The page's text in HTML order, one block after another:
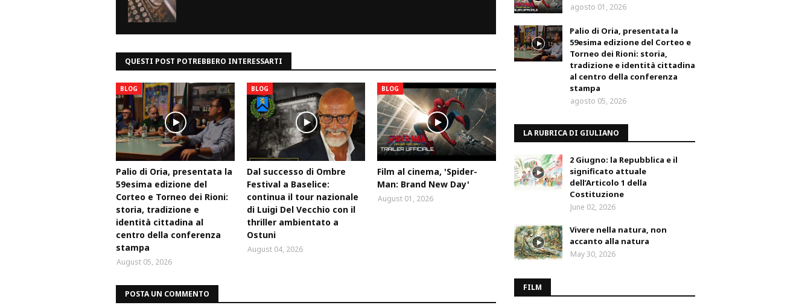
QUESTI POST POTREBBERO INTERESSARTI
BLOG
Palio di Oria, presentata la
59esima edizione del
Corteo e Torneo dei Rioni:
storia, tradizione e
identità cittadina al
centro della conferenza
stampa
August 05, 2026
BLOG
Dal successo di Ombre
Festival a Baselice:
continua il tour nazionale
di Luigi Del Vecchio con il
thriller ambientato a
Ostuni
August 04, 2026
BLOG
Film al cinema, 'Spider-
Man: Brand New Day'
August 01, 2026
POSTA UN COMMENTO
agosto 01, 2026
Palio di Oria, presentata la
59esima edizione del Corteo e
Torneo dei Rioni: storia,
tradizione e identità cittadina
al centro della conferenza
stampa
agosto 05, 2026
LA RUBRICA DI GIULIANO
2 Giugno: la Repubblica e il
significato attuale
dell’Articolo 1 della
Costituzione
June 02, 2026
Vivere nella natura, non
accanto alla natura
May 30, 2026
FILM